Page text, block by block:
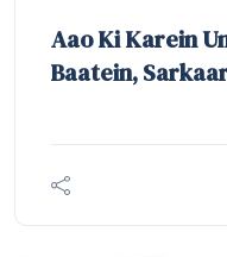
Aao Ki Karein
Baatein,